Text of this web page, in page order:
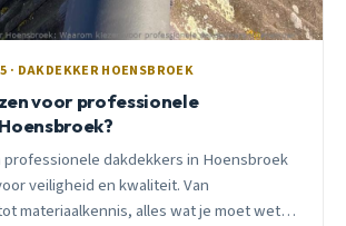
· DAKDEKKER HOENSBROEK
voor professionele
professionele dakdekkers in Hoensbroek
veiligheid en kwaliteit. Van
materiaalkennis, alles wat je moet weten